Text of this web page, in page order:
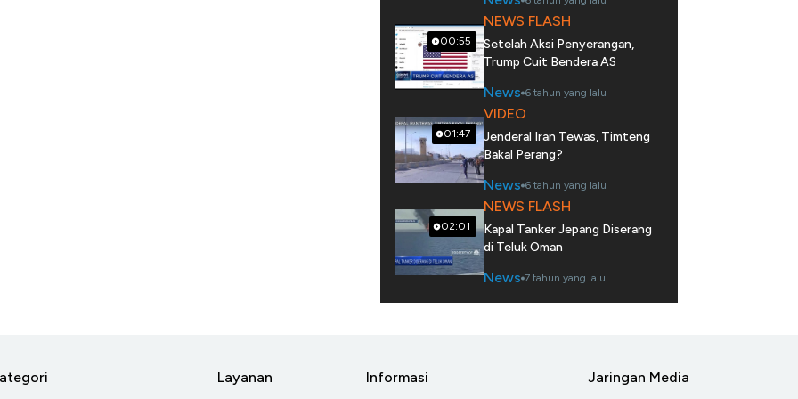
00:55
NEWS FLASH
Setelah Aksi Penyerangan,
Trump Cuit Bendera AS
News 6 tahun yang lalu
01:47
VIDEO
Jenderal Iran Tewas, Timteng
Bakal Perang?
News 6 tahun yang lalu
02:01
NEWS FLASH
Kapal Tanker Jepang Diserang
di Teluk Oman
News 7 tahun yang lalu
Layanan Informasi Jaringan Media